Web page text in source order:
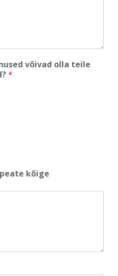
võivad olla teile
*
kõige